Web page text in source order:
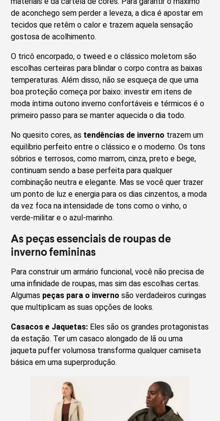
de aconchego sem perder a leveza, a dica é apostar em
tecidos que retêm o calor e trazem aquela sensação
gostosa de acolhimento.
O tricô encorpado, o tweed e o clássico moletom são
escolhas certeiras para blindar o corpo contra as baixas
temperaturas. Além disso, não se esqueça de que uma
boa proteção começa por baixo: investir em itens de
moda íntima outono inverno confortáveis e térmicos é o
primeiro passo para se manter aquecida o dia todo.
No quesito cores, as tendências de inverno trazem um
equilíbrio perfeito entre o clássico e o moderno. Os tons
sóbrios e terrosos, como marrom, cinza, preto e bege,
continuam sendo a base perfeita para qualquer
combinação neutra e elegante. Mas se você quer trazer
um ponto de luz e energia para os dias cinzentos, a moda
da vez foca na intensidade de tons como o vinho, o
verde-militar e o azul-marinho.
As peças essenciais de roupas de
inverno femininas
Para construir um armário funcional, você não precisa de
uma infinidade de roupas, mas sim das escolhas certas.
Algumas peças para o inverno são verdadeiros curingas
que multiplicam as suas opções de looks.
Casacos e Jaquetas: Eles são os grandes protagonistas
da estação. Ter um casaco alongado de lã ou uma
jaqueta puffer volumosa transforma qualquer camiseta
básica em uma superprodução.